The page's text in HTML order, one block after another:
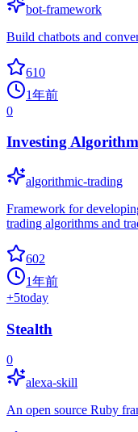
bot-framework
Build chatbots and
610
1年前
0
Investing
algorithmic-trading
Framework for
trading algorithms and
602
1年前
+5today
Stealth
0
alexa-skill
An open source Ruby